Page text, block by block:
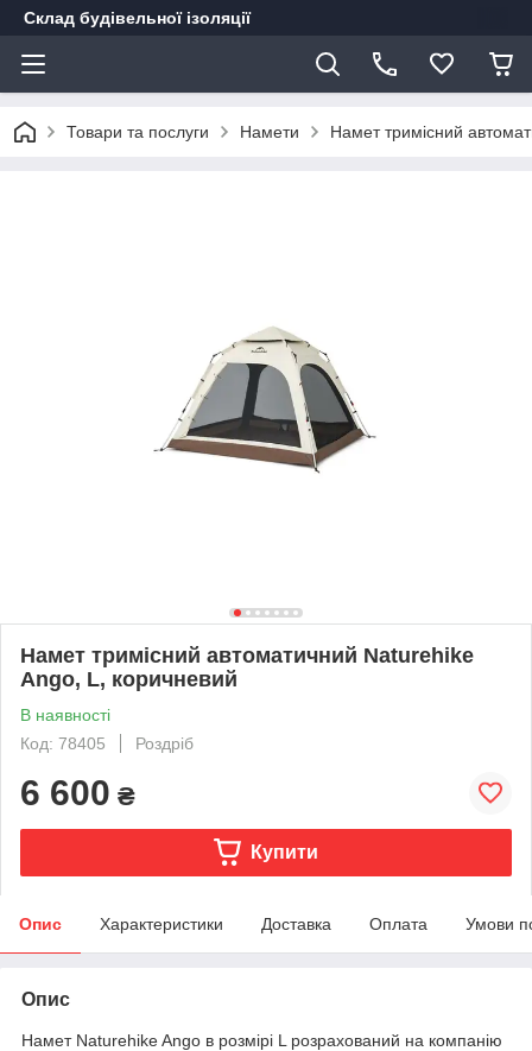
Склад будівельної ізоляції
Товари та послуги Намети Намет тримісний
Намет тримісний автоматичний Naturehike
Ango, L, коричневий
В наявності
Код: 78405
Роздріб
6 600 ₴
Купити
Опис Характеристики Доставка Оплата Умови
Опис
Намет Naturehike Ango в розмірі L розрахований на компанію